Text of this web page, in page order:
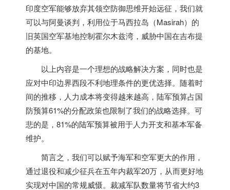
印度空军能够放弃其领空防御思维开始远征，我们就
可以与阿曼谈判，利用位于马西拉岛（Masirah）的
旧英国空军基地控制霍尔木兹湾，威胁中国在吉布提
的基地。
以上内容是一个理想的战略解决方案，同时也是
应对中印边界西段不利地理条件的更优选择。随着时
间的推移，人力成本将变得越来越高，陆军预算占国
防预算61%的分配政策也限制了我们的战略选择。可
悲的是，81%的陆军预算被用于人力开支和基本军备
维护。
简言之， 我们可以赋予海军和空军更大的作用，
通过退役和减少征兵在五年内裁军20万，从而更好地
实现对中国的常规威慑。 裁减军队数量将节省大约3